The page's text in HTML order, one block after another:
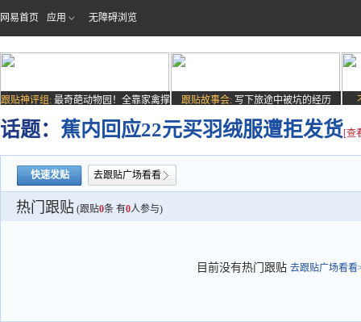
网易首页 应用 无障碍浏览
跟贴神评组: 最奇葩动物园！全靠家禽撑
场子
跟贴故事会: 写下旅途中被坑的经历
话题： 蕉内回应22元买羽绒服遭拒发货[查
快速发贴 去跟贴广场看看
热门跟贴 (跟贴0条 有0人参与)
目前没有热门跟贴 去跟贴广场看看